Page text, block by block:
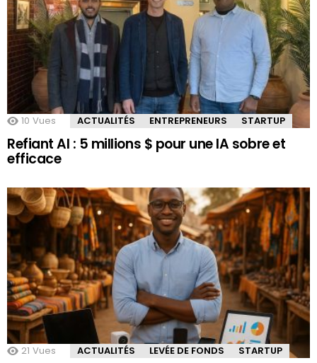
10 Vues ACTUALITÉS ENTREPRENEURS STARTUP
Refiant AI : 5 millions $ pour une IA sobre et
efficace
21 Vues ACTUALITÉS LEVÉE DE FONDS STARTUP